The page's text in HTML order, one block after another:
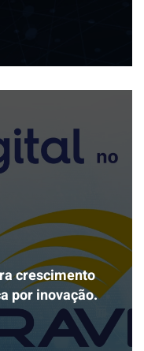
crescimento
por inovação.